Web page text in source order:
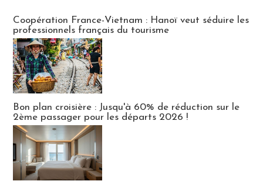
Coopération France-Vietnam : Hanoï veut séduire les
professionnels français du tourisme
Bon plan croisière : Jusqu'à 60% de réduction sur le
2ème passager pour les départs 2026 !